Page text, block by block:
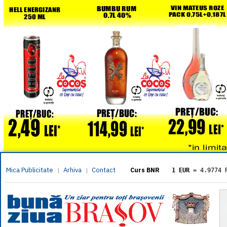
Mica Publicitate | Arhiva | Contact Curs BNR 1 EUR = 4.9774
= 5.8304
1 XAU= 464.4611
1 AED= 1.1933
1 AUD= 2.7957
1 BGN= 2.5449